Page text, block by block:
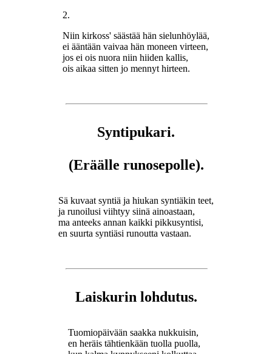
2.
Niin kirkoss' säästää hän sielunhöylää,
ei ääntään vaivaa hän moneen virteen,
jos ei ois nuora niin hiiden kallis,
ois aikaa sitten jo mennyt hirteen.
Syntipukari.
(Eräälle runosepolle).
Sä kuvaat syntiä ja hiukan syntiäkin teet,
ja runoilusi viihtyy siinä ainoastaan,
ma anteeks annan kaikki pikkusyntisi,
en suurta syntiäsi runoutta vastaan.
Laiskurin lohdutus.
Tuomiopäivään saakka nukkuisin,
en heräis tähtienkään tuolla puolla,